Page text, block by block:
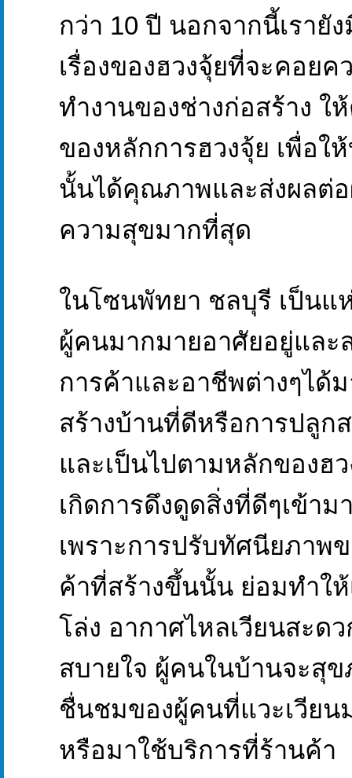
กว่า 10 ปี นอกจากนี้เรายั
เรื่องของฮวงจุ้ยที่จะคอยค
ทำงานของช่างก่อสร้าง ใ
ของหลักการฮวงจุ้ย เพื่อใ
นั้นได้คุณภาพและส่งผลต่
ความสุขมากที่สุด
ในโซนพัทยา ชลบุรี เป็น
ผู้คนมากมายอาศัยอยู่และ
การค้าและอาชีพต่างๆได้
สร้างบ้านที่ดีหรือการปลูก
และเป็นไปตามหลักของฮ
เกิดการดึงดูดสิ่งที่ดีๆเข้าม
เพราะการปรับทัศนียภาพ
ค้าที่สร้างขึ้นนั้น ย่อมทำใ
โล่ง อากาศไหลเวียนสะด
สบายใจ ผู้คนในบ้านจะสุ
ชื่นชมของผู้คนที่แวะเวียน
หรือมาใช้บริการที่ร้านค้า